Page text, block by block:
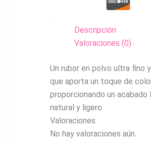
Descripción
Valoraciones (0)
Un rubor en polvo ultra fino
que aporta un toque de
proporcionando un acabado
natural y ligero.
Valoraciones
No hay valoraciones aún.